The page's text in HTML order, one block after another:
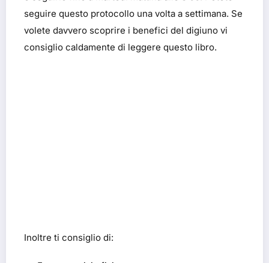
seguire questo protocollo una volta a settimana. Se
volete davvero scoprire i benefici del digiuno vi
consiglio caldamente di leggere questo libro.
Inoltre ti consiglio di: